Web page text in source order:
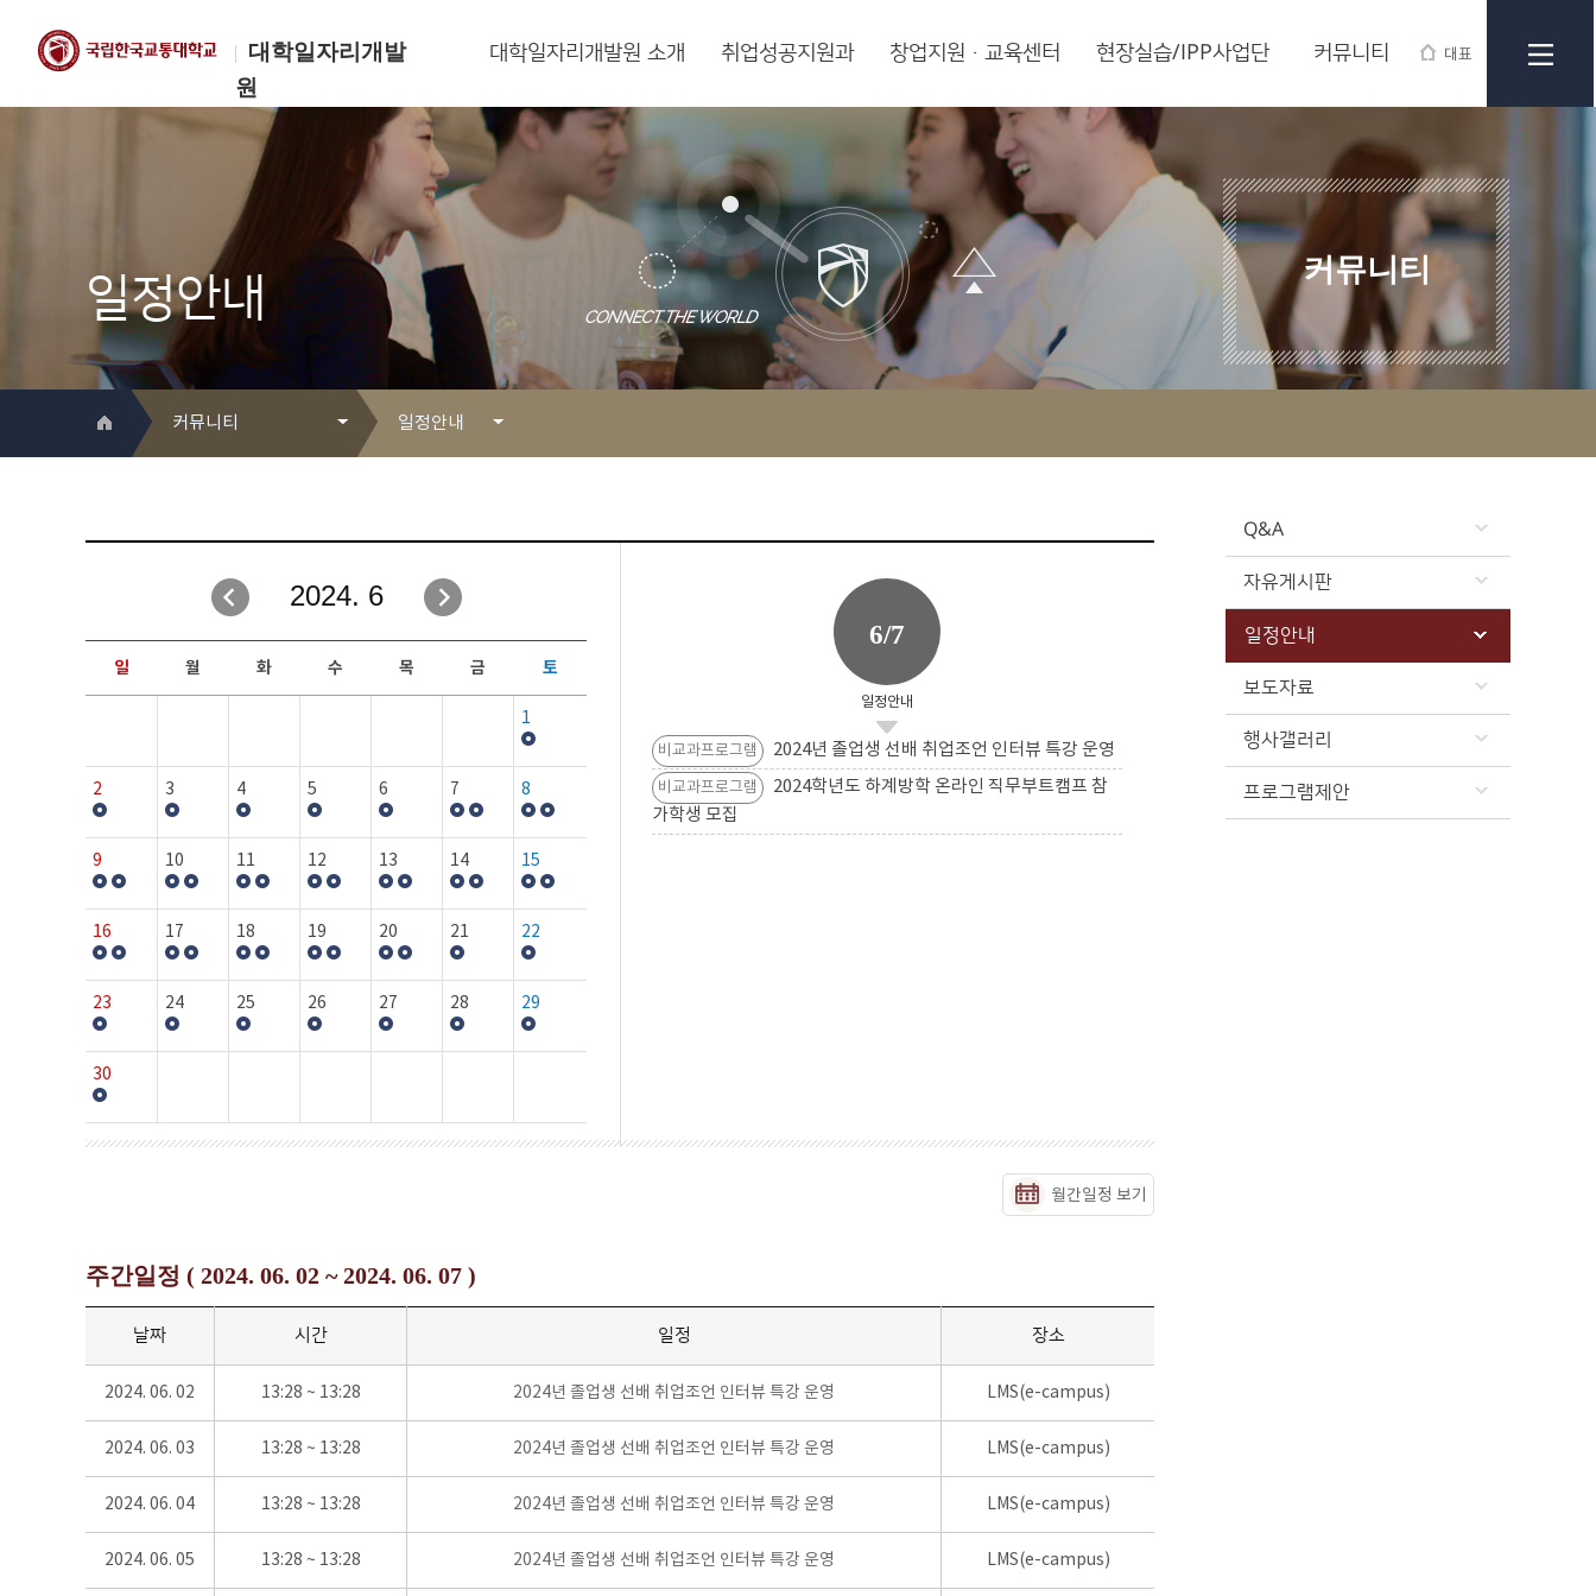
대학일자리개발
원
대표
한국교통대학교
대학일자리개발원
대학일자리개발원 소개 취업성공지원과 창업지원·교육센터 현장실습/IPP사업단 커뮤니티
일정안내
커뮤니티
커뮤니티
취업성공지원과
창업지원·교육센터
현장실습/IPP사업단
커뮤니티
일정안내
자유게시판
일정안내
보도자료
행사갤러리
Q&A
자유게시판
일정안내
보도자료
행사갤러리
프로그램제안
2024. 6
일 월 화 수 목 금 토
1
2 3 4 5 6 7 8
9 10 11 12 13 14 15
16 17 18 19 20 21 22
23 24 25 26 27 28 29
30
6/7
일정안내
비교과프로그램 2024년 졸업생 선배 취업조언 인터뷰 특강 운영
비교과프로그램
2024학년도 하계방학 온라인 직무부트캠프 참
가학생 모집
월간일정 보기
주간일정 ( 2024. 06. 02 ~ 2024. 06. 07 )
날짜 시간 일정 장소
2024. 06. 02 13:28 ~ 13:28 2024년 졸업생 선배 취업조언 인터뷰 특강 운영 LMS(e-campus)
2024. 06. 03 13:28 ~ 13:28 2024년 졸업생 선배 취업조언 인터뷰 특강 운영 LMS(e-campus)
2024. 06. 04 13:28 ~ 13:28 2024년 졸업생 선배 취업조언 인터뷰 특강 운영 LMS(e-campus)
2024. 06. 05 13:28 ~ 13:28 2024년 졸업생 선배 취업조언 인터뷰 특강 운영 LMS(e-campus)